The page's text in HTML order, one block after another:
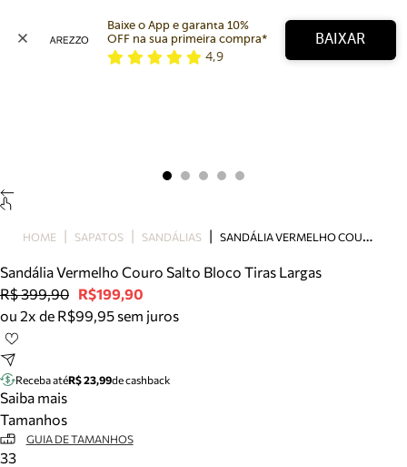
Bolsa
Tamanco
Tênis
Mule
Tire dúvidas sobre pedidos, devoluções e mais.
Meus pedidos
Acompanhe seus pedidos e solicite devoluções.
Baixe o App e garanta 10%
OFF na sua primeira compra*
4,9
BAIXAR
HOME SAPATOS SANDÁLIAS S
ANDÁLIA VERMELHO COURO SALTO BLOCO TIRAS LARGAS
Sandália Vermelho Couro Salto Bloco Tiras Largas
R$ 399,90 R$199,90
ou 2x de R$99,95 sem juros
Receba atéR$ 23,99de cashback
Saiba mais
Tamanhos
GUIA DE TAMANHOS
33